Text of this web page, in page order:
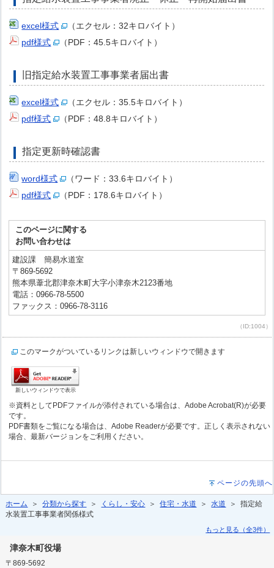
excel様式
（エクセル：32キロバイト）
pdf様式
（PDF：45.5キロバイト）
旧指定給水装置工事事業者届出書
excel様式
（エクセル：35.5キロバイト）
pdf様式
（PDF：48.8キロバイト）
指定更新時確認書
word様式
（ワード：33.6キロバイト）
pdf様式
（PDF：178.6キロバイト）
このページに関する
お問い合わせは
建設課 簡易水道室
〒869-5692
熊本県葦北郡津奈木町大字小津奈木2123番地
電話：0966-78-5500
ファックス：0966-78-3116
（ID:1004）
このマークがついているリンクは新しいウィンドウで開きます
新しいウィンドウで表示
※資料としてPDFファイルが添付されている場合は、Adobe Acrobat(R)が必要
です。
PDF書類をご覧になる場合は、Adobe Readerが必要です。正しく表示されない
場合、最新バージョンをご利用ください。
ページの先頭へ
ホーム ＞分類から探す ＞ くらし・安心 ＞住宅・水道 ＞水道
＞ 指定給
水装置工事事業者関係様式
もっと見る（全3件）
津奈木町役場
〒869-5692